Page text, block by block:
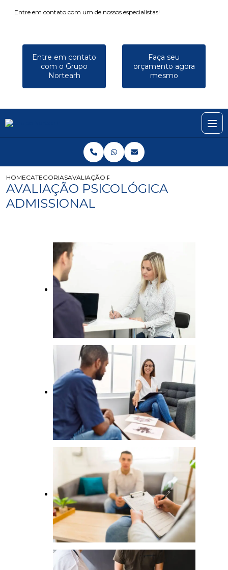
Entre em contato com um de nossos especialistas!
Entre em contato
com o Grupo
Nortearh
Faça seu
orçamento agora
mesmo
HOMECATEGORIASAVALIAÇÃO PSICOLÓGICA ADMISSIONAL
AVALIAÇÃO PSICOLÓGICA
ADMISSIONAL